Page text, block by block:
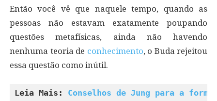
Então você vê que naquele tempo, quando as
pessoas não estavam exatamente poupando
questões metafísicas, ainda não havendo
nenhuma teoria de conhecimento, o Buda rejeitou
essa questão como inútil.
Leia Mais: Conselhos de Jung para a